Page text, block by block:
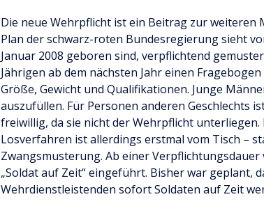
Die neue Wehrpflicht ist ein Beitrag zur weiteren
Plan der schwarz-roten Bundesregierung sieht
Januar 2008 geboren sind, verpflichtend
Jährigen ab dem nächsten Jahr einen
Größe, Gewicht und Qualifikationen. Junge
auszufüllen. Für Personen anderen Geschlechts
freiwillig, da sie nicht der Wehrpflicht
Losverfahren ist allerdings erstmal vom Tisch –
Zwangsmusterung. Ab einer
„Soldat auf Zeit“ eingeführt. Bisher war geplant,
Wehrdienstleistenden sofort Soldaten auf Zeit